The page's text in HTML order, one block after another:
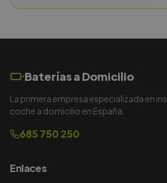
Baterías a Domicilio
La primera empresa especializada en
coche a domicilio en España.
685 750 250
Enlaces